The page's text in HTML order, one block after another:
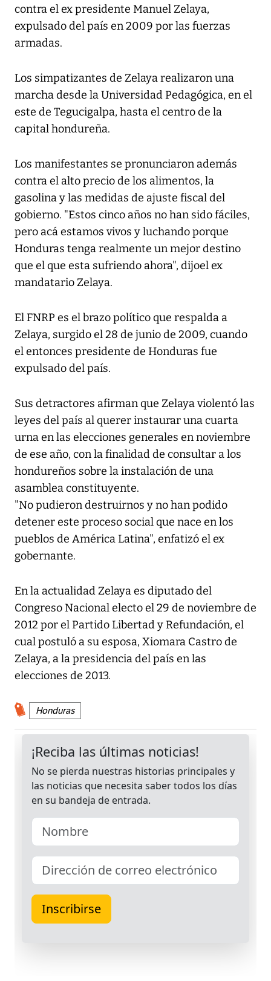
contra el ex presidente Manuel Zelaya,
expulsado del país en 2009 por las fuerzas
armadas.
Los simpatizantes de Zelaya realizaron una
marcha desde la Universidad Pedagógica, en el
este de Tegucigalpa, hasta el centro de la
capital hondureña.
Los manifestantes se pronunciaron además
contra el alto precio de los alimentos, la
gasolina y las medidas de ajuste fiscal del
gobierno. "Estos cinco años no han sido fáciles,
pero acá estamos vivos y luchando porque
Honduras tenga realmente un mejor destino
que el que esta sufriendo ahora", dijoel ex
mandatario Zelaya.
El FNRP es el brazo político que respalda a
Zelaya, surgido el 28 de junio de 2009, cuando
el entonces presidente de Honduras fue
expulsado del país.
Sus detractores afirman que Zelaya violentó las
leyes del país al querer instaurar una cuarta
urna en las elecciones generales en noviembre
de ese año, con la finalidad de consultar a los
hondureños sobre la instalación de una
asamblea constituyente.
"No pudieron destruirnos y no han podido
detener este proceso social que nace en los
pueblos de América Latina", enfatizó el ex
gobernante.
En la actualidad Zelaya es diputado del
Congreso Nacional electo el 29 de noviembre de
2012 por el Partido Libertad y Refundación, el
cual postuló a su esposa, Xiomara Castro de
Zelaya, a la presidencia del país en las
elecciones de 2013.
Honduras